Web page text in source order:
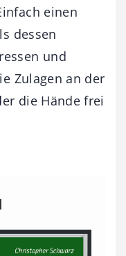
einen
dessen
und
Zulagen an der
die Hände frei